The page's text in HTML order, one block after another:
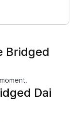
Bridged
Dai